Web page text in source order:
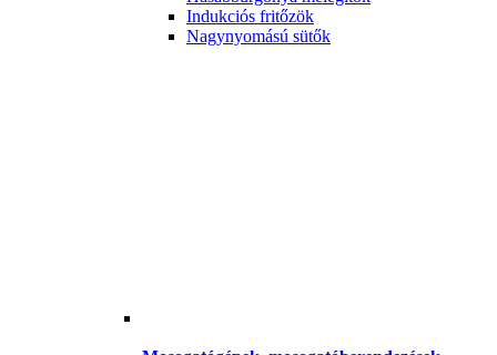
Indukciós fritőzök
Nagynyomású sütők